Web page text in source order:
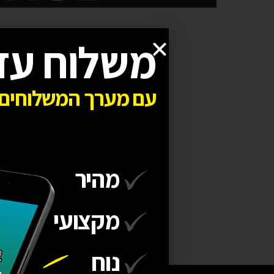
משלוח
עם מערך
מהיר
מקצועי
נוח